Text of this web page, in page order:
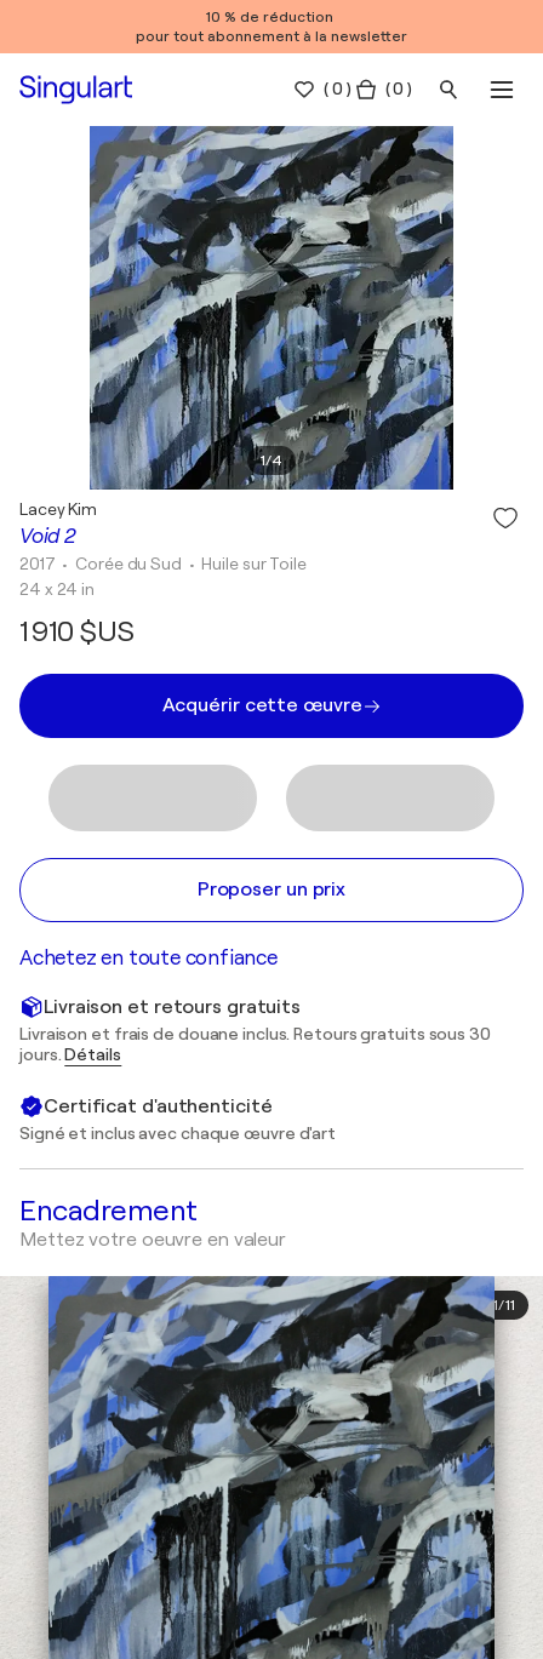
10 % de réduction
pour tout abonnement à la newsletter
(0 ) ( 0 )
1/4
Void 2
Lacey Kim
2017 • Corée du Sud • Huile sur Toile
24 x 24 in
1 910 $US
Acquérir cette œuvre
Proposer un prix
Achetez en toute confiance
Livraison et retours gratuits
Livraison et frais de douane inclus. Retours gratuits sous 30
jours.Détails
Certificat d'authenticité
Signé et inclus avec chaque œuvre d'art
Encadrement
Mettez votre oeuvre en valeur
1/11